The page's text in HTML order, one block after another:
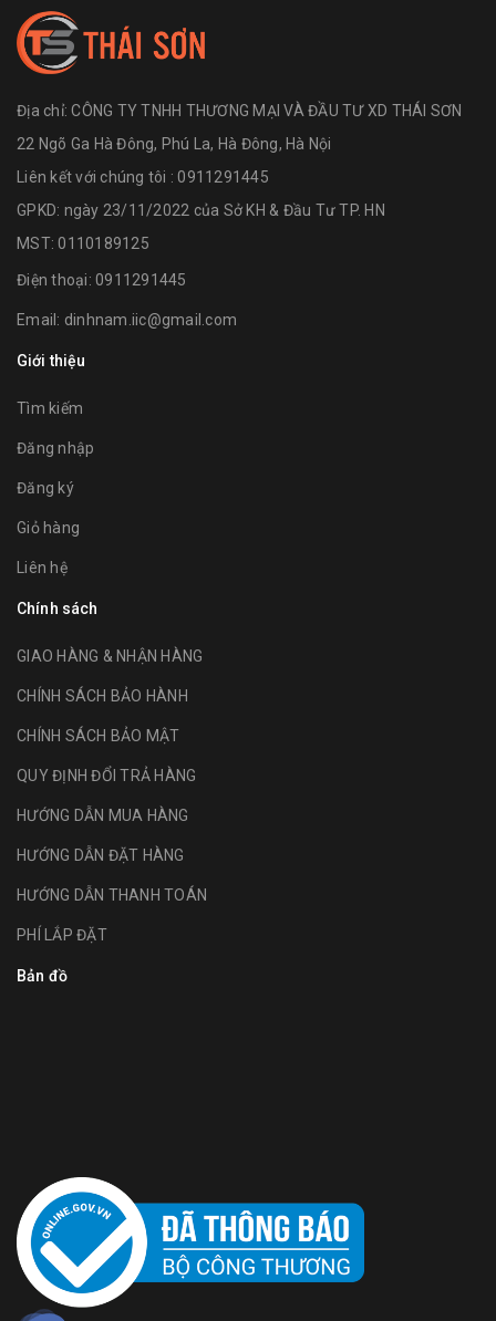
Địa chỉ:CÔNG TY TNHH THƯƠNG MẠI VÀ ĐẦU TƯ XD THÁI SƠN
22 Ngõ Ga Hà Đông, Phú La, Hà Đông, Hà Nội
Liên kết với chúng tôi : 0911291445
GPKD: ngày 23/11/2022 của Sở KH & Đầu Tư TP. HN
MST: 0110189125
Điện thoại: 0911291445
Email: dinhnam.iic@gmail.com
Giới thiệu
Tìm kiếm
Đăng nhập
Đăng ký
Giỏ hàng
Liên hệ
Chính sách
GIAO HÀNG & NHẬN HÀNG
CHÍNH SÁCH BẢO HÀNH
CHÍNH SÁCH BẢO MẬT
QUY ĐỊNH ĐỔI TRẢ HÀNG
HƯỚNG DẪN MUA HÀNG
HƯỚNG DẪN ĐẶT HÀNG
HƯỚNG DẪN THANH TOÁN
PHÍ LẮP ĐẶT
Bản đồ